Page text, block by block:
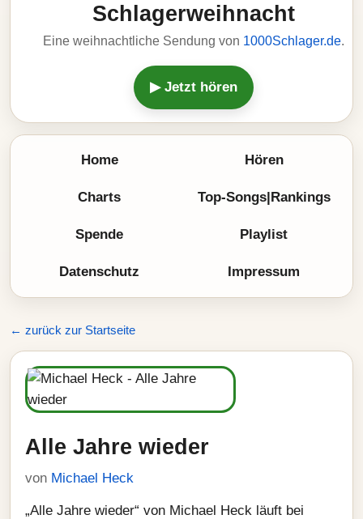
Schlagerweihnacht
Eine weihnachtliche Sendung von 1000Schlager.de.
▶ Jetzt hören
Home Hören
Charts Top-Songs|Rankings
Spende Playlist
Datenschutz Impressum
← zurück zur Startseite
Alle Jahre wieder
von Michael Heck
„Alle Jahre wieder“ von Michael Heck läuft bei